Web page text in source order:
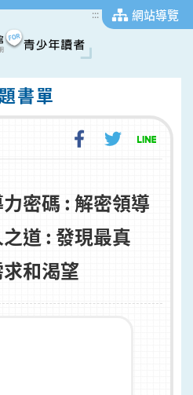
::: 網站導覽
書單
密碼 : 解密領導
道 : 發現最真
和渴望